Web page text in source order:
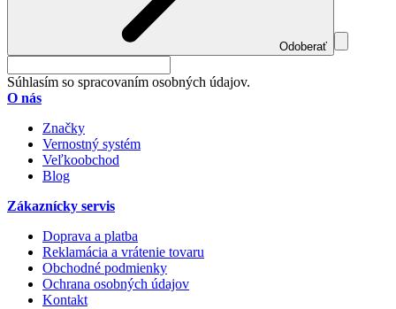
Odoberať
Súhlasím so spracovaním osobných údajov.
O nás
Značky
Vernostný systém
Veľkoobchod
Blog
Zákaznícky servis
Doprava a platba
Reklamácia a vrátenie tovaru
Obchodné podmienky
Ochrana osobných údajov
Kontakt